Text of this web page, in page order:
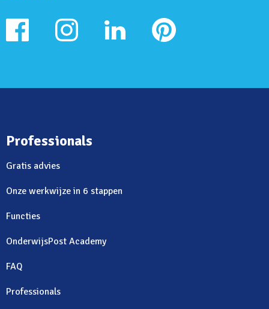
Professionals
Gratis advies
Onze werkwijze in 6 stappen
Functies
OnderwijsPost Academy
FAQ
Professionals